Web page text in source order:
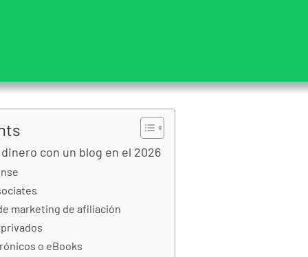
con un blog en el 2026
marketing de afiliación
o eBooks